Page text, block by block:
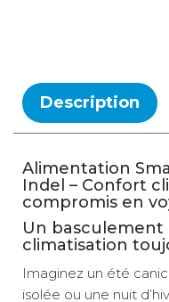
Description
Alimentation
Indel – Confort
compromis en
Un
climatisation
Imaginez un été
isolée ou une nuit